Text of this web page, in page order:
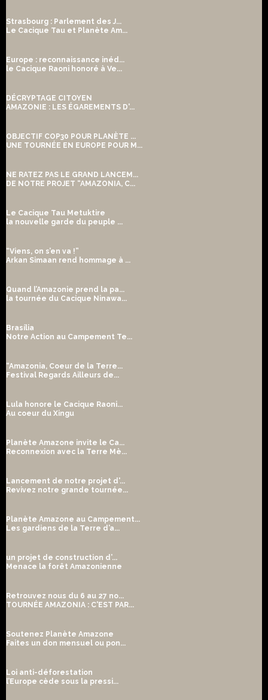
Strasbourg : Parlement des J...
Le Cacique Tau et Planète Am...
Europe : reconnaissance inéd...
le Cacique Raoni honoré à Ve...
DÉCRYPTAGE CITOYEN
AMAZONIE : LES ÉGAREMENTS D'...
OBJECTIF COP30 POUR PLANÈTE ...
UNE TOURNÉE EN EUROPE POUR M...
NE RATEZ PAS LE GRAND LANCEM...
DE NOTRE PROJET “AMAZONIA, C...
Le Cacique Tau Metuktire
la nouvelle garde du peuple ...
“Viens, on s’en va !”
Arkan Simaan rend hommage à ...
Quand l’Amazonie prend la pa...
la tournée du Cacique Ninawa...
Brasília
Notre Action au Campement Te...
“Amazonia, Coeur de la Terre...
Festival Regards Ailleurs de...
Lula honore le Cacique Raoni...
Au coeur du Xingu
Planète Amazone invite le Ca...
Reconnexion avec la Terre Mè...
Lancement de notre projet d'...
Revivez notre grande tournée...
Planète Amazone au Campement...
Les gardiens de la Terre d’a...
un projet de construction d’...
Menace la forêt Amazonienne
Retrouvez nous du 6 au 27 no...
TOURNÉE AMAZONIA : C'EST PAR...
Soutenez Planète Amazone
Faites un don mensuel ou pon...
Loi anti-déforestation
l’Europe cède sous la pressi...